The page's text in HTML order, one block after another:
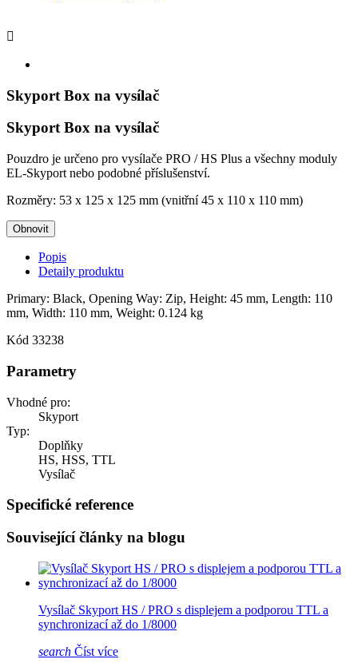

Skyport Box na vysílač
Skyport Box na vysílač
Pouzdro je určeno pro vysílače PRO / HS Plus a všechny moduly
EL-Skyport nebo podobné příslušenství.
Rozměry: 53 x 125 x 125 mm (vnitřní 45 x 110 x 110 mm)
Popis
Detaily produktu
Primary: Black, Opening Way: Zip, Height: 45 mm, Length: 110
mm, Width: 110 mm, Weight: 0.124 kg
Kód 33238
Parametry
Vhodné pro:
Skyport
Typ:
Doplňky
HS, HSS, TTL
Vysílač
Specifické reference
Související články na blogu
Vysílač Skyport HS / PRO s displejem a podporou TTL a
synchronizací až do 1/8000
search Číst více